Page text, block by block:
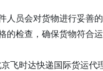
人员会对货物进行妥善
的检查，确保货物符合
飞时达快递国际货运